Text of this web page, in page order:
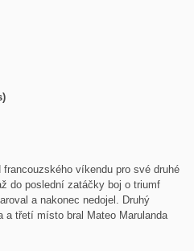
víkendu pro své druhé
do poslední zatáčky boj o triumf
a nakonec nedojel. Druhý
a třetí místo bral Mateo Marulanda